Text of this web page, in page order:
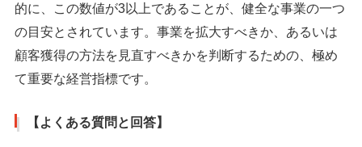
的に、この数値が3以上であることが、健全な事業の一つ
の目安とされています。事業を拡大すべきか、あるいは
顧客獲得の方法を見直すべきかを判断するための、極め
て重要な経営指標です。
【よくある質問と回答】